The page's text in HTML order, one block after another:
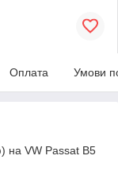
Оплата Умови
на VW Passat B5